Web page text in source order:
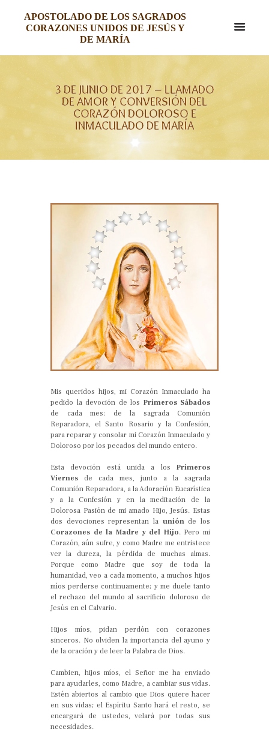
APOSTOLADO DE LOS SAGRADOS
CORAZONES UNIDOS DE JESÚS Y
DE MARÍA
3 DE JUNIO DE 2017 – LLAMADO
DE AMOR Y CONVERSIÓN DEL
CORAZÓN DOLOROSO E
INMACULADO DE MARÍA
Mis queridos hijos, mi Corazón Inmaculado ha
pedido la devoción de los Primeros Sábados
de cada mes: de la sagrada Comunión
Reparadora, el Santo Rosario y la Confesión,
para reparar y consolar mi Corazón Inmaculado y
Doloroso por los pecados del mundo entero.
Esta devoción está unida a los Primeros
Viernes de cada mes, junto a la sagrada
Comunión Reparadora, a la Adoración Eucarística
y a la Confesión y en la meditación de la
Dolorosa Pasión de mi amado Hijo, Jesús. Estas
dos devociones representan la uniónde los
Corazones de la Madre y del Hijo. Pero mi
Corazón, aún sufre, y como Madre me entristece
ver la dureza, la pérdida de muchas almas.
Porque como Madre que soy de toda la
humanidad, veo a cada momento, a muchos hijos
míos perderse continuamente; y me duele tanto
el rechazo del mundo al sacrificio doloroso de
Jesús en el Calvario.
Hijos míos, pidan perdón con corazones
sinceros. No olviden la importancia del ayuno y
de la oración y de leer la Palabra de Dios.
Cambien, hijos míos, el Señor me ha enviado
para ayudarles, como Madre, a cambiar sus vidas.
Estén abiertos al cambio que Dios quiere hacer
en sus vidas; el Espíritu Santo hará el resto, se
encargará de ustedes, velará por todas sus
necesidades.